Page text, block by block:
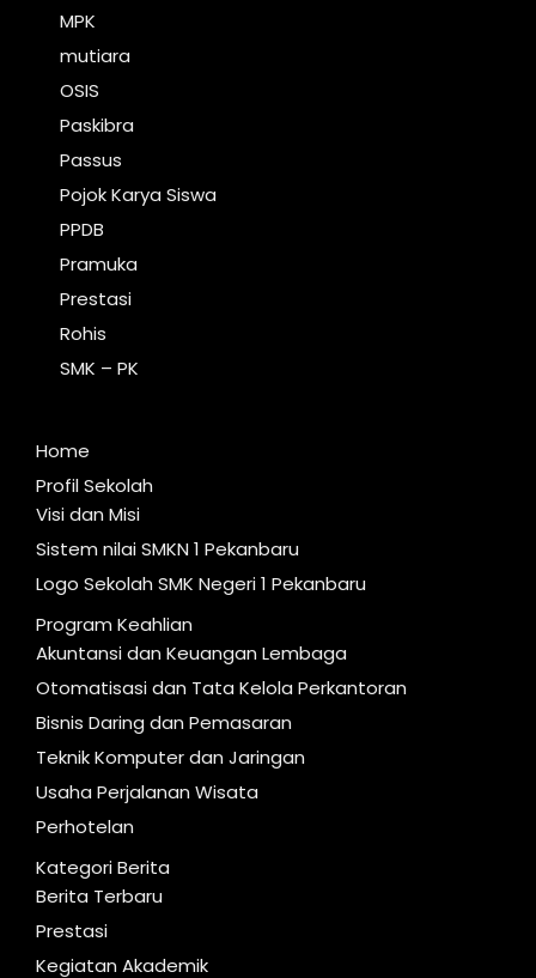
MPK
mutiara
OSIS
Paskibra
Passus
Pojok Karya Siswa
PPDB
Pramuka
Prestasi
Rohis
SMK – PK
Home
Profil Sekolah
Visi dan Misi
Sistem nilai SMKN 1 Pekanbaru
Logo Sekolah SMK Negeri 1 Pekanbaru
Program Keahlian
Akuntansi dan Keuangan Lembaga
Otomatisasi dan Tata Kelola Perkantoran
Bisnis Daring dan Pemasaran
Teknik Komputer dan Jaringan
Usaha Perjalanan Wisata
Perhotelan
Kategori Berita
Berita Terbaru
Prestasi
Kegiatan Akademik